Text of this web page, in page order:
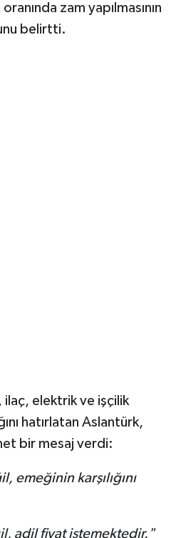
zam yapılmasının
belirtti.
elektrik ve işçilik
hatırlatan Aslantürk,
bir mesaj verdi:
emeğinin karşılığını
adil fiyat istemektedir."